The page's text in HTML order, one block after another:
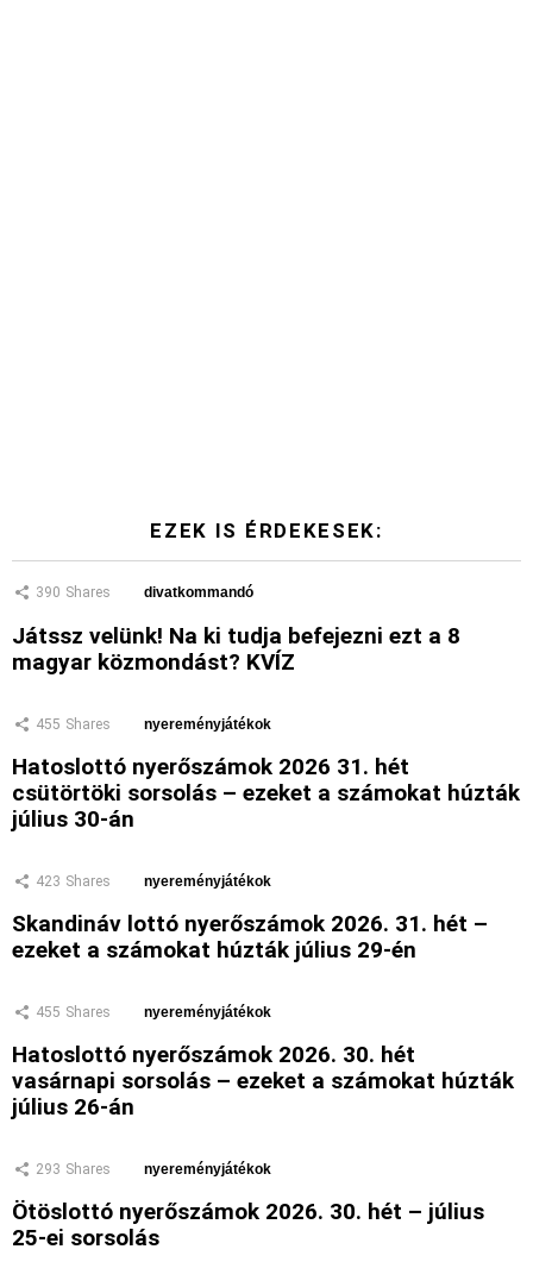
EZEK IS ÉRDEKESEK:
390 Shares divatkommandó
Játssz velünk! Na ki tudja befejezni ezt a 8
magyar közmondást? KVÍZ
455 Shares nyereményjátékok
Hatoslottó nyerőszámok 2026 31. hét
csütörtöki sorsolás – ezeket a számokat húzták
július 30-án
423 Shares nyereményjátékok
Skandináv lottó nyerőszámok 2026. 31. hét –
ezeket a számokat húzták július 29-én
455 Shares nyereményjátékok
Hatoslottó nyerőszámok 2026. 30. hét
vasárnapi sorsolás – ezeket a számokat húzták
július 26-án
293 Shares nyereményjátékok
Ötöslottó nyerőszámok 2026. 30. hét – július
25-ei sorsolás